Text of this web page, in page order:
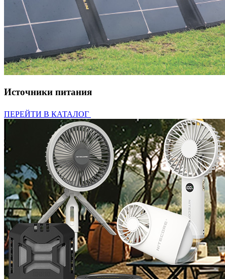
Источники питания
ПЕРЕЙТИ В КАТАЛОГ